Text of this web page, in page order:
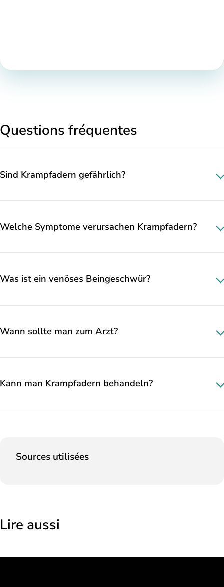
Questions fréquentes
Sind Krampfadern gefährlich?
Welche Symptome verursachen Krampfadern?
Was ist ein venöses Beingeschwür?
Wann sollte man zum Arzt?
Kann man Krampfadern behandeln?
Sources utilisées
Lire aussi